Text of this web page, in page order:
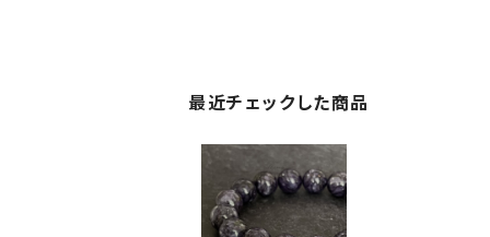
最近チェックした商品